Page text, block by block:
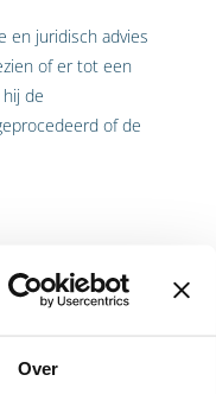
Over
en juridisch advies
of er tot een
de
of de
van € 75.000,–